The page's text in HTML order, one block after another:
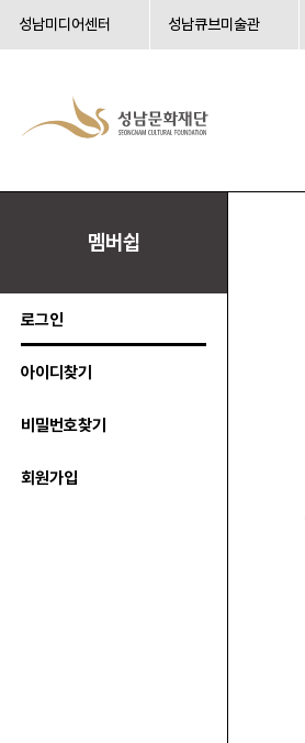
성남미디어센터 성남큐브미술관
멤버쉽
로그인
아이디찾기
비밀번호찾기
회원가입